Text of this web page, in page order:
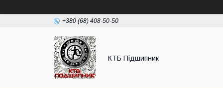
+380 (68) 408-50-50
КТБ Підшипник